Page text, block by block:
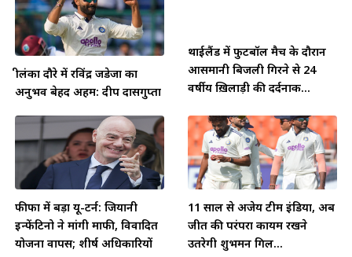
श्रीलंका दौरे में रविंद्र जडेजा का
अनुभव बेहद अहम: दीप दासगुप्ता
थाईलैंड में फुटबॉल मैच के दौरान
आसमानी बिजली गिरने से 24
वर्षीय ख़िलाड़ी की दर्दनाक...
फीफा में बड़ा यू-टर्न: जियानी
इन्फेंटिनो ने मांगी माफी, विवादित
योजना वापस; शीर्ष अधिकारियों
11 साल से अजेय टीम इंडिया, अब
जीत की परंपरा कायम रखने
उतरेगी शुभमन गिल...